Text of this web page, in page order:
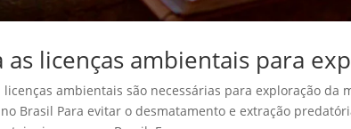
as licenças ambientais para
ambientais são necessárias para exploração da
Brasil Para evitar o desmatamento e extração